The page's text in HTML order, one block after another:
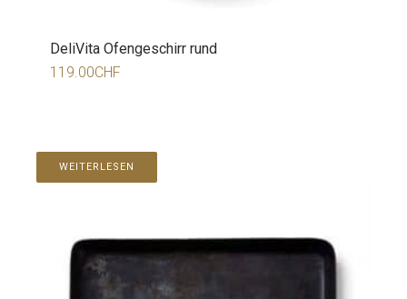
DeliVita Ofengeschirr rund
119.00CHF
WEITERLESEN